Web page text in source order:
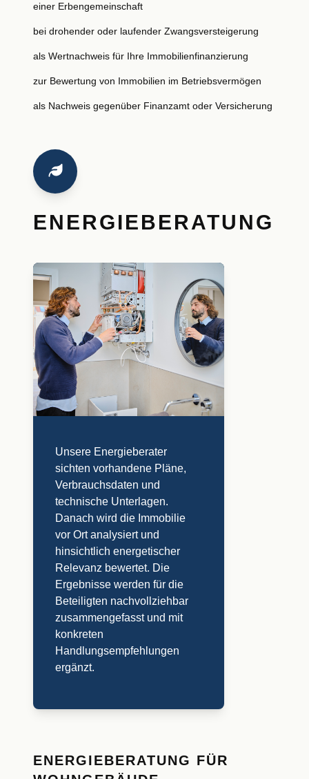
einer Erbengemeinschaft
bei drohender oder laufender Zwangsversteigerung
als Wertnachweis für Ihre Immobilienfinanzierung
zur Bewertung von Immobilien im Betriebsvermögen
als Nachweis gegenüber Finanzamt oder Versicherung
ENERGIEBERATUNG
Unsere Energieberater
sichten vorhandene Pläne,
Verbrauchsdaten und
technische Unterlagen.
Danach wird die Immobilie
vor Ort analysiert und
hinsichtlich energetischer
Relevanz bewertet. Die
Ergebnisse werden für die
Beteiligten nachvollziehbar
zusammengefasst und mit
konkreten
Handlungsempfehlungen
ergänzt.
ENERGIEBERATUNG FÜR